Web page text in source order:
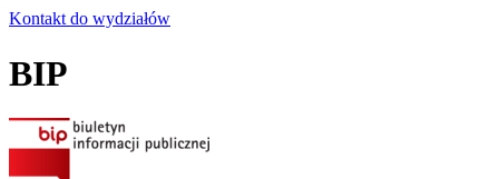
Kontakt do wydziałów
BIP